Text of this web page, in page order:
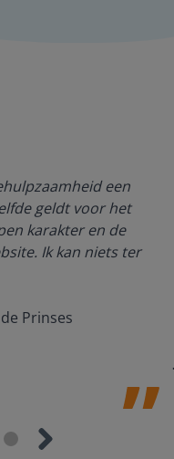
een
geldt voor het
karakter en de
Ik kan niets ter
Prinses